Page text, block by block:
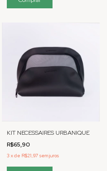
KIT NECESSAIRES URBANIQUE
R$65,90
3 xde R$21,97 sem juros